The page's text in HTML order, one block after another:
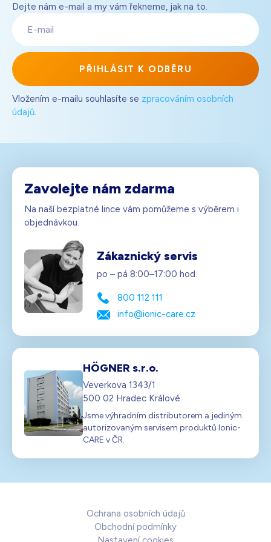
Dejte nám e-mail a my vám řekneme, jak na to.
PŘIHLÁSIT K ODBĚRU
Vložením e-mailu souhlasíte se zpracováním osobních
údajů
Zavolejte nám zdarma
Na naší bezplatné lince vám pomůžeme s výběrem i
objednávkou.
Zákaznický servis
po – pá 8:00–17:00 hod.
800 112 111
info@ionic-care.cz
HÖGNER s.r.o.
Veverkova 1343/1
500 02 Hradec Králové
Jsme výhradním distributorem a jediným
autorizovaným servisem produktů Ionic-
CARE v ČR.
Ochrana osobních údajů
Obchodní podmínky